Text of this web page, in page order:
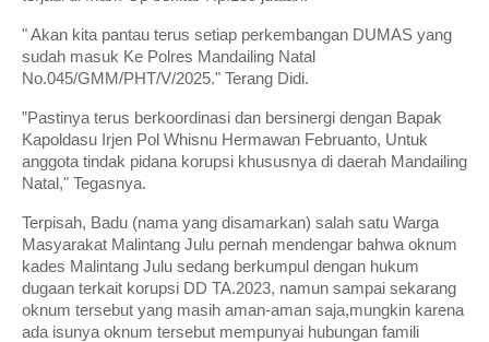
" Akan kita pantau terus setiap perkembangan DUMAS yang
sudah masuk Ke Polres Mandailing Natal
No.045/GMM/PHT/V/2025." Terang Didi.
”Pastinya terus berkoordinasi dan bersinergi dengan Bapak
Kapoldasu Irjen Pol Whisnu Hermawan Februanto, Untuk
anggota tindak pidana korupsi khususnya di daerah Mandailing
Natal," Tegasnya.
Terpisah, Badu (nama yang disamarkan) salah satu Warga
Masyarakat Malintang Julu pernah mendengar bahwa oknum
kades Malintang Julu sedang berkumpul dengan hukum
dugaan terkait korupsi DD TA.2023, namun sampai sekarang
oknum tersebut yang masih aman-aman saja,mungkin karena
ada isunya oknum tersebut mempunyai hubungan famili